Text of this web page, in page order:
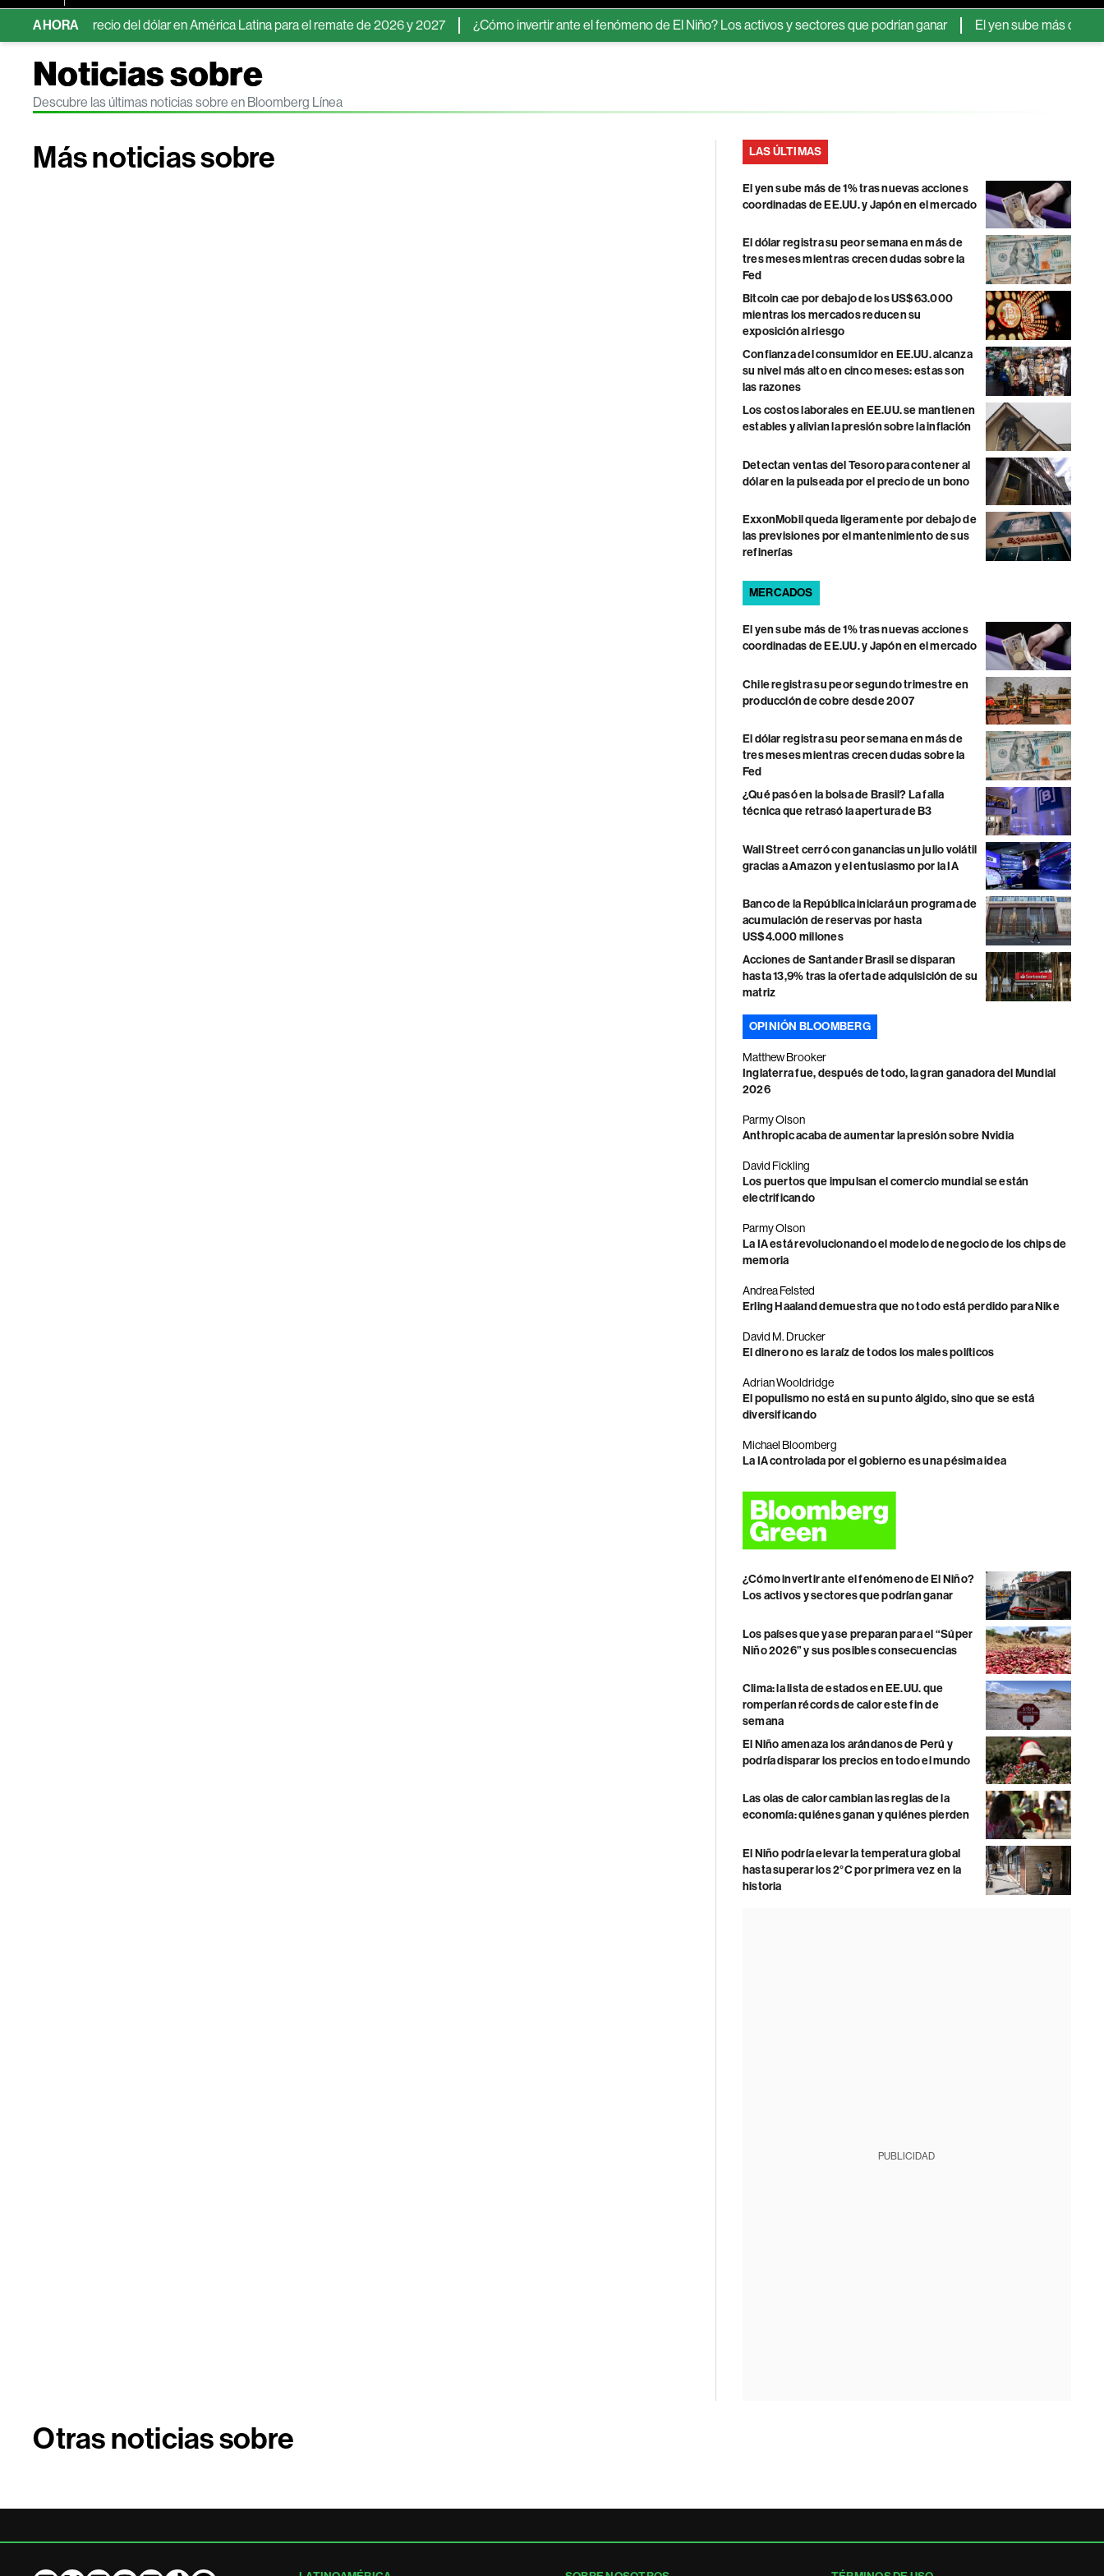
AHORA
del precio del dólar en América Latina para el remate de 2026 y 2027 ¿Cómo invertir ante el fenómeno de El Niño? Los activos y sectores que podrían ganar El yen sube más de 1% tras
Noticias sobre
Descubre las últimas noticias sobre en Bloomberg Línea
Más noticias sobre LAS ÚLTIMAS
El yen sube más de 1% tras nuevas acciones
coordinadas de EE.UU. y Japón en el mercado
El dólar registra su peor semana en más de
tres meses mientras crecen dudas sobre la
Fed
Bitcoin cae por debajo de los US$63.000
mientras los mercados reducen su
exposición al riesgo
Confianza del consumidor en EE.UU. alcanza
su nivel más alto en cinco meses: estas son
las razones
Los costos laborales en EE.UU. se mantienen
estables y alivian la presión sobre la inflación
Detectan ventas del Tesoro para contener al
dólar en la pulseada por el precio de un bono
ExxonMobil queda ligeramente por debajo de
las previsiones por el mantenimiento de sus
refinerías
MERCADOS
El yen sube más de 1% tras nuevas acciones
coordinadas de EE.UU. y Japón en el mercado
Chile registra su peor segundo trimestre en
producción de cobre desde 2007
El dólar registra su peor semana en más de
tres meses mientras crecen dudas sobre la
Fed
¿Qué pasó en la bolsa de Brasil? La falla
técnica que retrasó la apertura de B3
Wall Street cerró con ganancias un julio volátil
gracias a Amazon y el entusiasmo por la IA
Banco de la República iniciará un programa de
acumulación de reservas por hasta
US$4.000 millones
Acciones de Santander Brasil se disparan
hasta 13,9% tras la oferta de adquisición de su
matriz
OPINIÓN BLOOMBERG
Matthew Brooker
Inglaterra fue, después de todo, la gran ganadora del Mundial
2026
Parmy Olson
Anthropic acaba de aumentar la presión sobre Nvidia
David Fickling
Los puertos que impulsan el comercio mundial se están
electrificando
Parmy Olson
La IA está revolucionando el modelo de negocio de los chips de
memoria
Andrea Felsted
Erling Haaland demuestra que no todo está perdido para Nike
David M. Drucker
El dinero no es la raíz de todos los males políticos
Adrian Wooldridge
El populismo no está en su punto álgido, sino que se está
diversificando
Michael Bloomberg
La IA controlada por el gobierno es una pésima idea
¿Cómo invertir ante el fenómeno de El Niño?
Los activos y sectores que podrían ganar
Los países que ya se preparan para el “Súper
Niño 2026” y sus posibles consecuencias
Clima: la lista de estados en EE.UU. que
romperían récords de calor este fin de
semana
El Niño amenaza los arándanos de Perú y
podría disparar los precios en todo el mundo
Las olas de calor cambian las reglas de la
economía: quiénes ganan y quiénes pierden
El Niño podría elevar la temperatura global
hasta superar los 2°C por primera vez en la
historia
PUBLICIDAD
Otras noticias sobre